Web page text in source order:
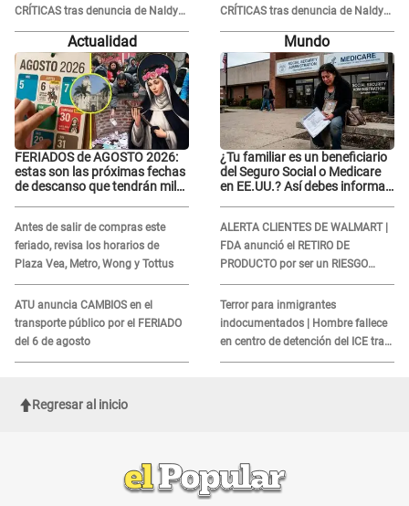
CRÍTICAS tras denuncia de Naldy
Saldaña contra su tío: "Cómplice"
CRÍTICAS tras denuncia de Naldy
Saldaña contra su tío: "Cómplice"
Actualidad
FERIADOS de AGOSTO 2026:
estas son las próximas fechas
de descanso que tendrán miles
Antes de salir de compras este
feriado, revisa los horarios de
Plaza Vea, Metro, Wong y Tottus
ATU anuncia CAMBIOS en el
transporte público por el FERIADO
del 6 de agosto
Mundo
¿Tu familiar es un beneficiario
del Seguro Social o Medicare
en EE.UU.? Así debes informar
ALERTA CLIENTES DE WALMART |
FDA anunció el RETIRO DE
PRODUCTO por ser un RIESGO
MORTAL para consumidores: ¿Cuál
es?
Terror para inmigrantes
indocumentados | Hombre fallece
en centro de detención del ICE tras
sufrir una "emergencia médica"
Regresar al inicio